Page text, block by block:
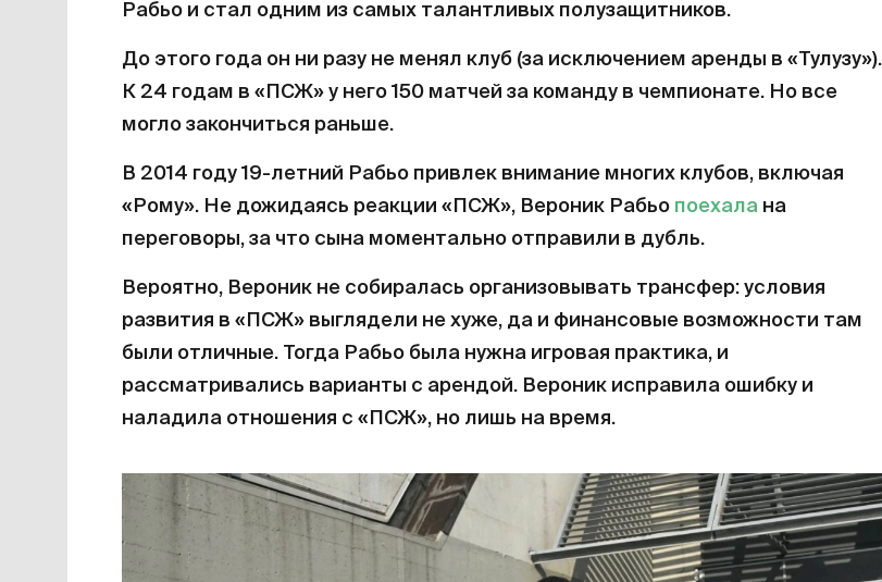
Рабьо и стал одним из самых талантливых полузащитников.
До этого года он ни разу не менял клуб (за исключением аренды в «Тулузу»).
К 24 годам в «ПСЖ» у него 150 матчей за команду в чемпионате. Но все
могло закончиться раньше.
В 2014 году 19-летний Рабьо привлек внимание многих клубов, включая
«Рому». Не дожидаясь реакции «ПСЖ», Вероник Рабьо поехала на
переговоры, за что сына моментально отправили в дубль.
Вероятно, Вероник не собиралась организовывать трансфер: условия
развития в «ПСЖ» выглядели не хуже, да и финансовые возможности там
были отличные. Тогда Рабьо была нужна игровая практика, и
рассматривались варианты с арендой. Вероник исправила ошибку и
наладила отношения с «ПСЖ», но лишь на время.